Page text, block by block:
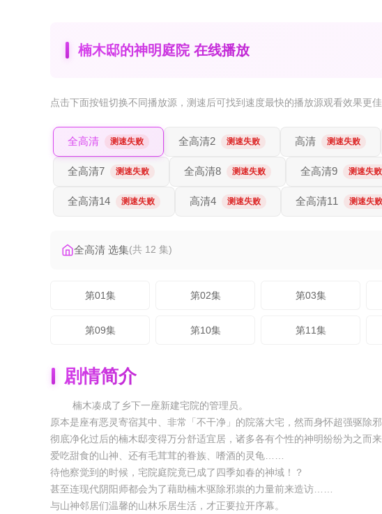
楠木邸的神明庭院 在线播放
点击下面按钮切换不同播放源 ，测速后可找到速度最快的播放源观看效果更佳
全高清 测速失败 全高清2 测速失败 高清 测速失败
全高清7 测速失败 全高清8 测速失败 全高清9 测速失败
全高清14 测速失败 高清4 测速失败 全高清11 测速失败
全高清 选集(共 12 集)
第01集 第02集 第03集
第09集 第10集 第11集
剧情简介
楠木凑成了乡下一座新建宅院的管理员。
原本是座有恶灵寄宿其中、非常「不干净」的院落大宅，然而身怀超强驱除
彻底净化过后的楠木邸变得万分舒适宜居，诸多各有个性的神明纷纷为之而来
爱吃甜食的山神、还有毛茸茸的眷族、嗜酒的灵龟……
待他察觉到的时候，宅院庭院竟已成了四季如春的神域！？
甚至连现代阴阳师都会为了藉助楠木驱除邪祟的力量前来造访……
与山神邻居们温馨的山林乐居生活，才正要拉开序幕。